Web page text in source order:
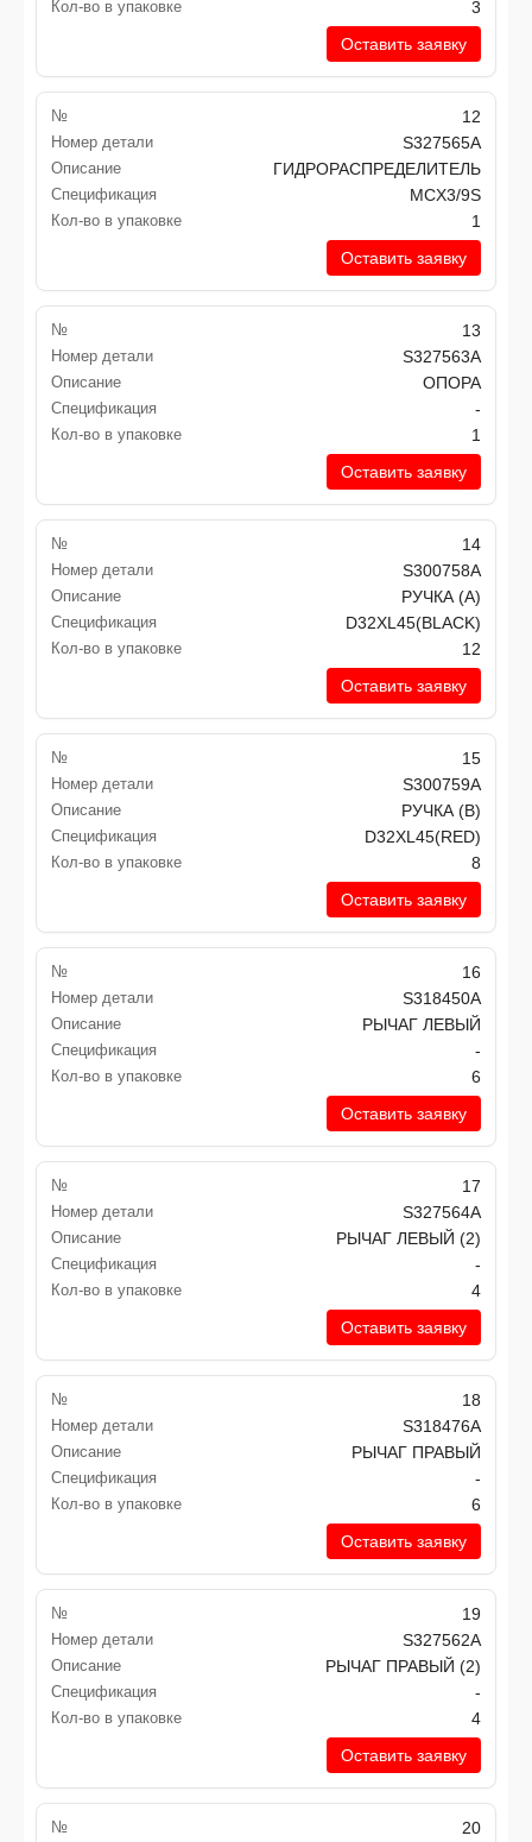
Кол-во в упаковке
3
Оставить заявку
№ 12
Номер детали S327565A
Описание ГИДРОРАСПРЕДЕЛИТЕЛЬ
Спецификация MCX3/9S
Кол-во в упаковке
1
Оставить заявку
№ 13
Номер детали S327563A
Описание ОПОРА
Спецификация -
Кол-во в упаковке
1
Оставить заявку
№ 14
Номер детали S300758A
Описание РУЧКА (A)
Спецификация D32XL45(BLACK)
Кол-во в упаковке
12
Оставить заявку
№ 15
Номер детали S300759A
Описание РУЧКА (В)
Спецификация D32XL45(RED)
Кол-во в упаковке
8
Оставить заявку
№ 16
Номер детали S318450A
Описание РЫЧАГ ЛЕВЫЙ
Спецификация -
Кол-во в упаковке
6
Оставить заявку
№ 17
Номер детали S327564A
Описание РЫЧАГ ЛЕВЫЙ (2)
Спецификация -
Кол-во в упаковке
4
Оставить заявку
№ 18
Номер детали S318476A
Описание РЫЧАГ ПРАВЫЙ
Спецификация -
Кол-во в упаковке
6
Оставить заявку
№ 19
Номер детали S327562A
Описание РЫЧАГ ПРАВЫЙ (2)
Спецификация -
Кол-во в упаковке
4
Оставить заявку
№ 20